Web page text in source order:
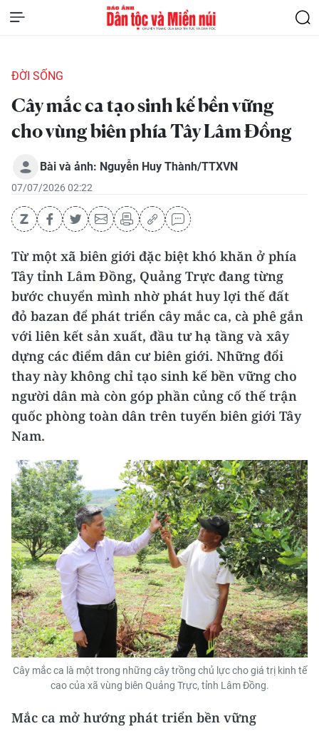
ĐỜI SỐNG
Cây mắc ca tạo sinh kế bền vững
cho vùng biên phía Tây Lâm Đồng
Bài và ảnh: Nguyễn Huy Thành/TTXVN
07/07/2026 02:22
Từ một xã biên giới đặc biệt khó khăn ở phía
Tây tỉnh Lâm Đồng, Quảng Trực đang từng
bước chuyển mình nhờ phát huy lợi thế đất
đỏ bazan để phát triển cây mắc ca, cà phê gắn
với liên kết sản xuất, đầu tư hạ tầng và xây
dựng các điểm dân cư biên giới. Những đổi
thay này không chỉ tạo sinh kế bền vững cho
người dân mà còn góp phần củng cố thế trận
quốc phòng toàn dân trên tuyến biên giới Tây
Nam.
Cây mắc ca là một trong những cây trồng chủ lực cho giá trị kinh tế
cao của xã vùng biên Quảng Trực, tỉnh Lâm Đồng.
Mắc ca mở hướng phát triển bền vững